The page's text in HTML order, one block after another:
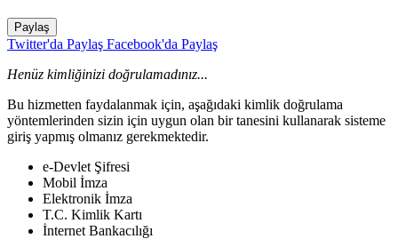
Paylaş
Twitter'da Paylaş Facebook'da Paylaş
Henüz kimliğinizi doğrulamadınız...
Bu hizmetten faydalanmak için, aşağıdaki kimlik doğrulama
yöntemlerinden sizin için uygun olan bir tanesini kullanarak sisteme
giriş yapmış olmanız gerekmektedir.
e-Devlet Şifresi
Mobil İmza
Elektronik İmza
T.C. Kimlik Kartı
İnternet Bankacılığı